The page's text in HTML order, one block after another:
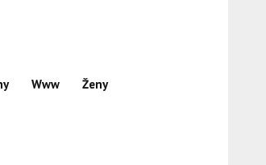
Www Ženy